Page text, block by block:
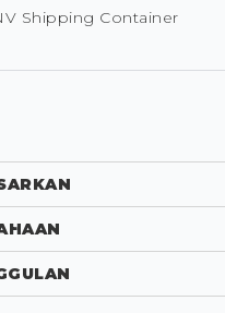
Shipping Container